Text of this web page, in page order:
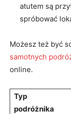
atutem są
‌spróbować
Możesz też być
samotnych
‌online.
Typ‌
podróżnika